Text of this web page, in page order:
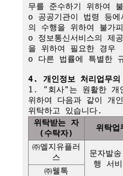
무를 준수하기 위하여
o 공공기관이 법령 등
의 수행을 위하여 불가
o 정보통신서비스의 제
을 위하여 필요한 경우
o 다른 법률에 특별한
4. 개인정보 처리업무
1. "회사"는 원활한 개
위하여 다음과 같이 개
위탁받는 자
(수탁자)
위탁업
㈜엘지유플러
스
문자발
행 서
㈜웰톡